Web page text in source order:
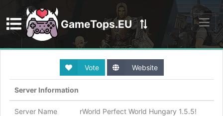
GameTops.EU
Discord
Vote Website
Server Information
Server Name rWorld Perfect World Hungary 1.5.5!